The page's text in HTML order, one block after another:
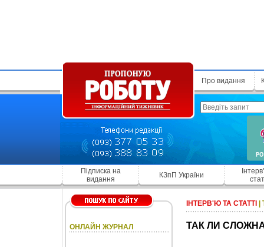
Про видання
Підписка на
видання
КЗпП України
ОНЛАЙН ЖУРНАЛ
ІНТЕРВ'Ю ТА СТАТТІ
ТАК ЛИ